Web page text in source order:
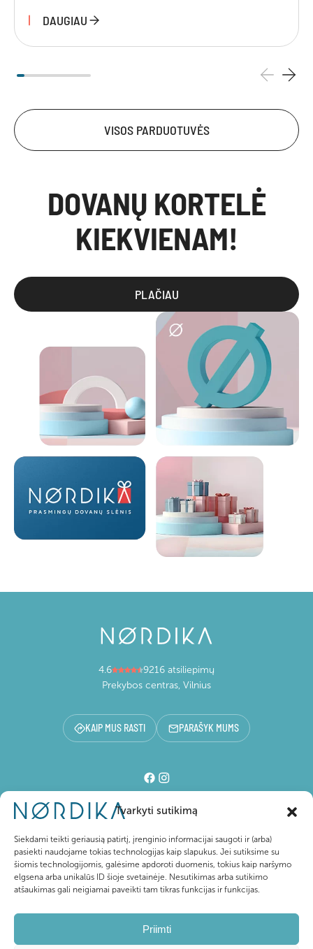
Tvarkyti sutikimą
Siekdami teikti geriausią patirtį, įrenginio informacijai saugoti ir (arba)
pasiekti naudojame tokias technologijas kaip slapukus. Jei sutiksime su
šiomis technologijomis, galėsime apdoroti duomenis, tokius kaip naršymo
elgsena arba unikalūs ID šioje svetainėje. Nesutikimas arba sutikimo
atšaukimas gali neigiamai paveikti tam tikras funkcijas ir funkcijas.
Priimti
DAUGIAU
VISOS PARDUOTUVĖS
DOVANŲ KORTELĖ
KIEKVIENAM!
PLAČIAU
4.6
9216 atsiliepimų
Prekybos centras, Vilnius
KAIP MUS RASTI PARAŠYK MUMS
Lankytojams
Apie Nordika